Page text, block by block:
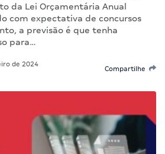
da Lei Orçamentária Anual
com expectativa de concursos
a previsão é que tenha
para…
de 2024
Compartilhe